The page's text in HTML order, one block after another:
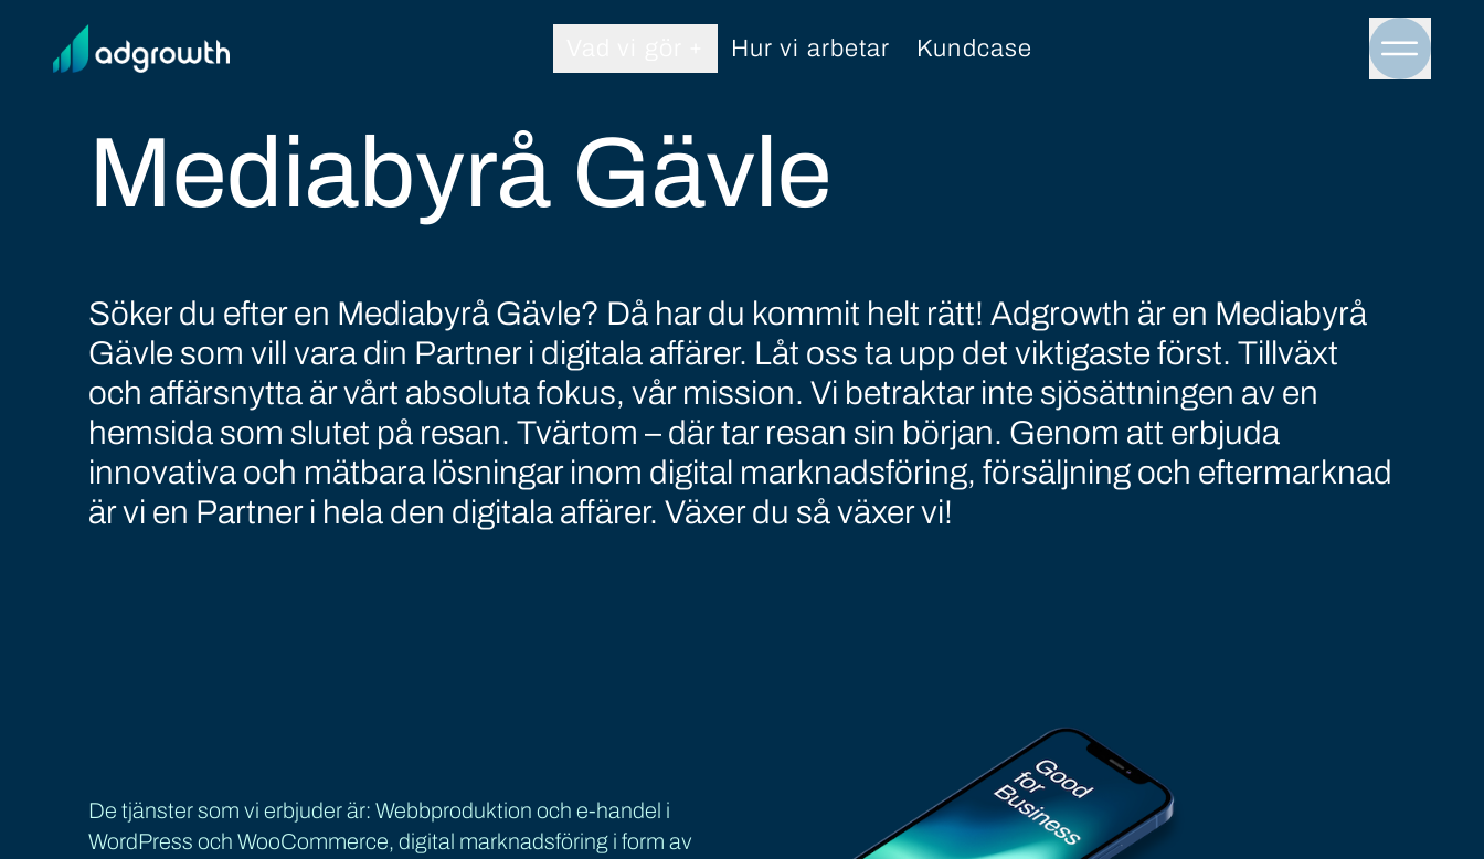
Hur vi arbetar Kundcase
Menu
Mediabyrå Gävle
Söker du efter en Mediabyrå Gävle? Då har du kommit helt rätt! Adgrowth är en Mediabyrå
Gävle som vill vara din Partner i digitala affärer. Låt oss ta upp det viktigaste först. Tillväxt
och affärsnytta är vårt absoluta fokus, vår mission. Vi betraktar inte sjösättningen av en
hemsida som slutet på resan. Tvärtom – där tar resan sin början. Genom att erbjuda
innovativa och mätbara lösningar inom digital marknadsföring, försäljning och eftermarknad
är vi en Partner i hela den digitala affärer. Växer du så växer vi!
De tjänster som vi erbjuder är: Webbproduktion och e-handel i
WordPress och WooCommerce, digital marknadsföring i form av